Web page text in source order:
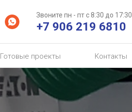
Звоните пн - пт с 8:30 до 17:30
+7 906 219 6810
Готовые проекты Контакты